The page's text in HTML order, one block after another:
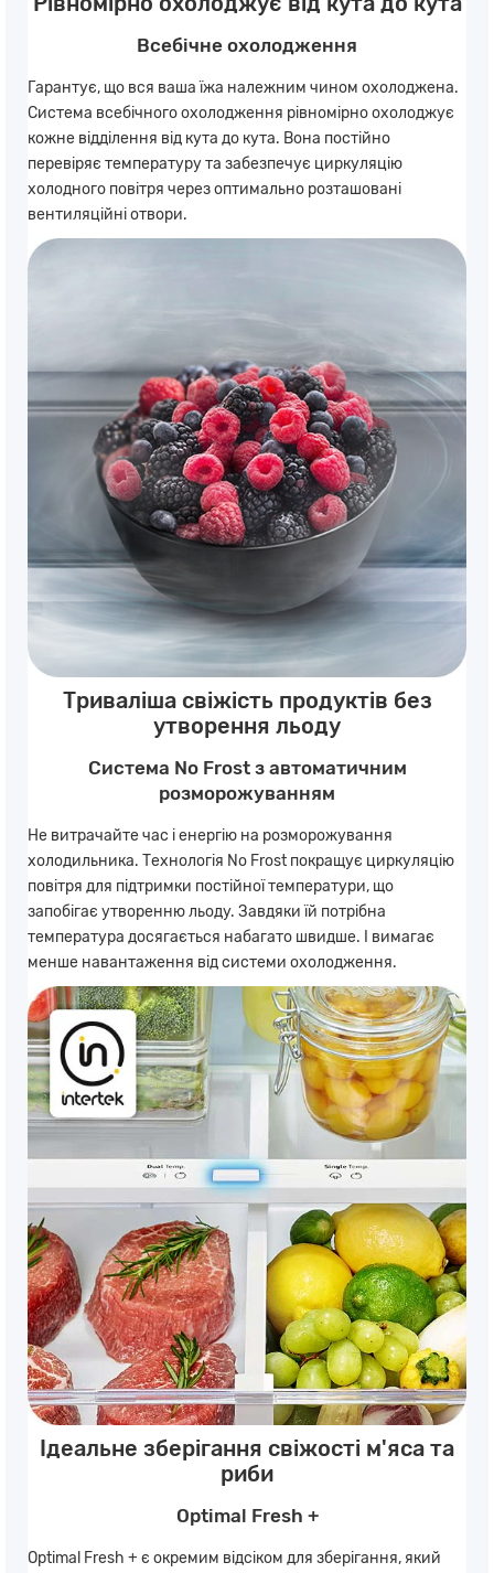
Всебічне охолодження
Гарантує, що вся ваша їжа належним чином охолоджена.
Система всебічного охолодження рівномірно охолоджує
кожне відділення від кута до кута. Вона постійно
перевіряє температуру та забезпечує циркуляцію
холодного повітря через оптимально розташовані
вентиляційні отвори.
Триваліша свіжість продуктів без
утворення льоду
Система No Frost з автоматичним
розморожуванням
Не витрачайте час і енергію на розморожування
холодильника. Технологія No Frost покращує циркуляцію
повітря для підтримки постійної температури, що
запобігає утворенню льоду. Завдяки їй потрібна
температура досягається набагато швидше. І вимагає
менше навантаження від системи охолодження.
Ідеальне зберігання свіжості м'яса та
риби
Optimal Fresh +
Optimal Fresh + є окремим відсіком для зберігання, який